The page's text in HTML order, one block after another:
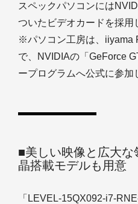
スペックパソコンには
ついたビデオカードを採用
※パソコン工房は、iiyama
で、NVIDIAの「GeForce
ープログラムへ公式に参加
■美しい映像と広大
晶搭載モデルも用意
「LEVEL-15QX092-i7-